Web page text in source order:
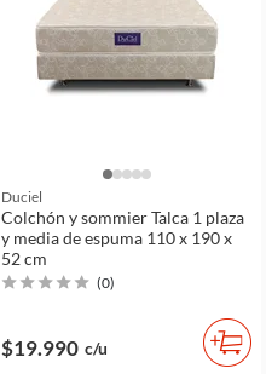
Duciel
Colchón y sommier Talca 1 plaza
y media de espuma 110 x 190 x
52 cm
(0)
$19.990 c/u